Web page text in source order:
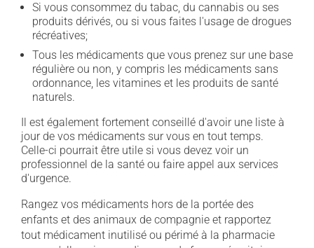
Si vous consommez du tabac, du cannabis ou ses
produits dérivés, ou si vous faites l'usage de drogues
récréatives;
Tous les médicaments que vous prenez sur une base
régulière ou non, y compris les médicaments sans
ordonnance, les vitamines et les produits de santé
naturels.
Il est également fortement conseillé d'avoir une liste à
jour de vos médicaments sur vous en tout temps.
Celle-ci pourrait être utile si vous devez voir un
professionnel de la santé ou faire appel aux services
d'urgence.
Rangez vos médicaments hors de la portée des
enfants et des animaux de compagnie et rapportez
tout médicament inutilisé ou périmé à la pharmacie